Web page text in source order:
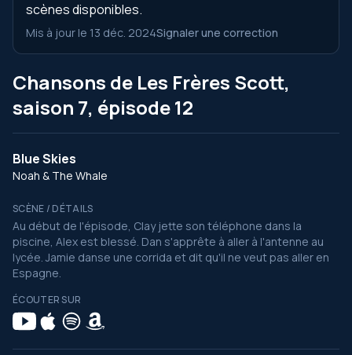
scènes disponibles.
Mis à jour le 13 déc. 2024Signaler une correction
Chansons de Les Frères Scott,
saison 7, épisode 12
Blue Skies
Noah & The Whale
SCÈNE / DÉTAILS
Au début de l'épisode, Clay jette son téléphone dans la
piscine, Alex est blessé. Dan s'apprête à aller à l'antenne au
lycée. Jamie danse une corrida et dit qu'il ne veut pas aller en
Espagne.
ÉCOUTER SUR